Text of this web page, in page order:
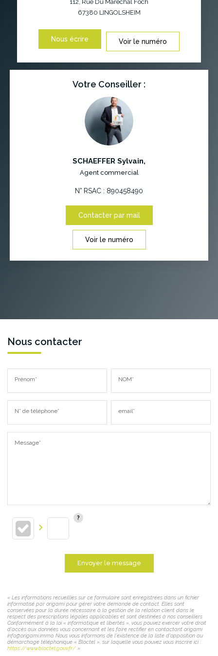
112, Rue Du Maréchal Foch
67380 LINGOLSHEIM
Nous écrire Voir le numéro
Votre Conseiller :
SCHAEFFER Sylvain,
Agent commercial
N° RSAC : 890458490
Contacter par mail
Voir le numéro
Nous contacter
Prénom* NOM*
N° de téléphone* email*
Message*
Envoyer le message
« Les informations recueillies sur ce formulaire sont enregistrées dans un fichier
informatisé par origami pour gérer votre demande de contact. Elles sont
conservées pour la durée nécessaire à la gestion de la relation client dans le
respect des prescriptions légales applicables et sont destinées à nos conseillers
Conformément à la loi « informatique et libertés », vous pouvez exercer votre droit
d'accès aux données vous concernant et les faire rectifier en contactant origami
info@origami.immo. Nous vous informons de l'existence de la liste d'opposition au
démarchage téléphonique « Bloctel », sur laquelle vous pouvez vous inscrire ici :
https://www.bloctel.gouv.fr/ »